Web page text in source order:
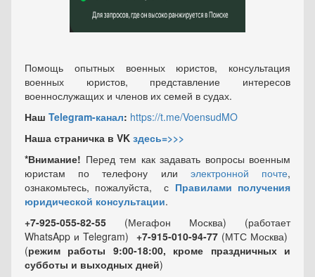
Помощь опытных военных юристов, консультация
военных юристов, представление интересов
военнослужащих и членов их семей в судах.
Наш Telegram-канал: https://t.me/VoensudMO
Наша страничка в VK здесь=>>>
*Внимание! Перед тем как задавать вопросы военным
юристам по телефону или электронной почте,
ознакомьтесь, пожалуйста, с Правилами получения
юридической консультации.
+7-925-055-82-55 (Мегафон Москва) (работает
WhatsApp и Telegram) +7-915-010-94-77 (МТС Москва)
(режим работы 9:00-18:00, кроме праздничных и
субботы и выходных дней)